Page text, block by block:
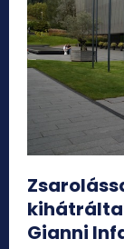
Gianni